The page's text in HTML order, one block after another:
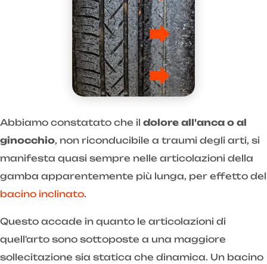
Abbiamo constatato che il dolore all'anca o al
ginocchio, non riconducibile a traumi degli arti, si
manifesta quasi sempre nelle articolazioni della
gamba apparentemente più lunga, per effetto del
bacino inclinato.
Questo accade in quanto le articolazioni di
quell'arto sono sottoposte a una maggiore
sollecitazione sia statica che dinamica. Un bacino